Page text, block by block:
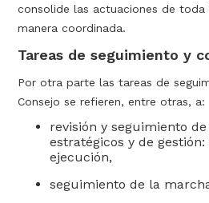
consolide las actuaciones de toda
manera coordinada.
Tareas de seguimiento y
Por otra parte las tareas de
Consejo se refieren, entre otras, a:
revisión y seguimiento
estratégicos y de
ejecución,
seguimiento de la